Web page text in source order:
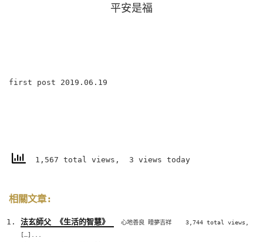
平安是福
first post 2019.06.19
1,567 total views, 3 views today
相關文章:
法玄師父 《生活的智慧》
心地善良 睡夢吉祥 3,744 total views,
[…]...